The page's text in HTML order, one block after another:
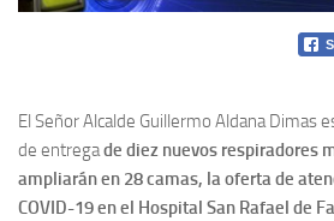
El Señor Alcalde Guillermo Aldana Dimas
de entregade diez nuevos respiradores
ampliarán en 28 camas, la oferta de
COVID-19 en el Hospital San Rafael de